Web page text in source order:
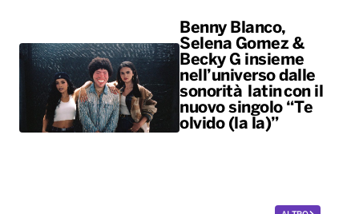
Benny Blanco,
Selena Gomez &
Becky G insieme
nell’universo dalle
sonorità latin con il
nuovo singolo “Te
olvido (la la)”